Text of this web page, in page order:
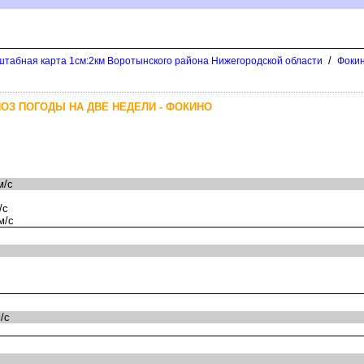
карта 1см:2км Воротынского района Нижегородской области /
ПОГОДЫ НА ДВЕ НЕДЕЛИ - ФОКИНО
с
с
с